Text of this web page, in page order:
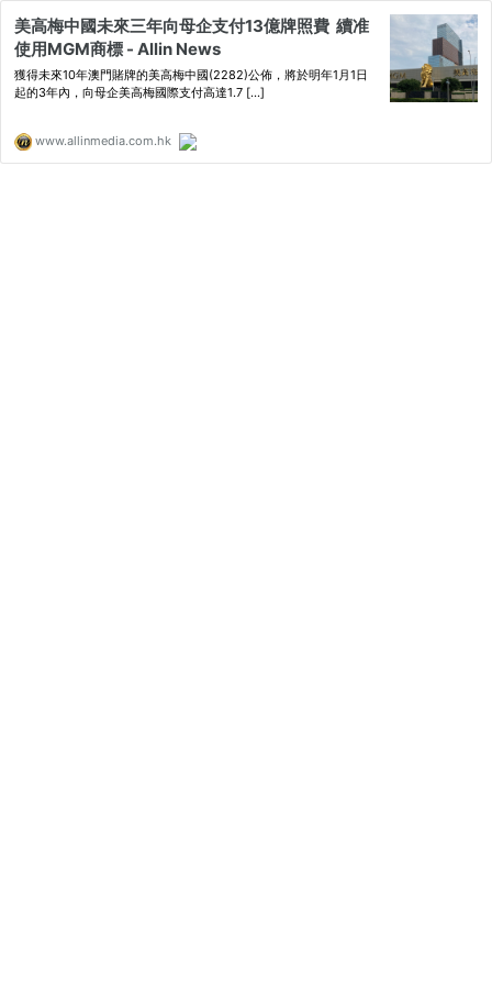
美高梅中國未來三年向母企支付13億牌照費 續准
使用MGM商標 - Allin News
獲得未來10年澳門賭牌的美高梅中國(2282)公佈，將於明年1月1日
起的3年內，向母企美高梅國際支付高達1.7 […]
www.allinmedia.com.hk